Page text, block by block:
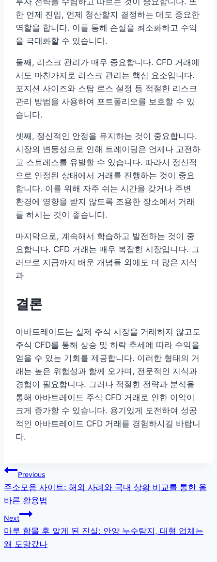
한 언제 진입, 언제 청산할지 결정하는 데도 중요한
역할을 합니다. 이를 통해 손실을 최소화하고 수익
을 극대화할 수 있습니다.
둘째, 리스크 관리가 매우 중요합니다. CFD 거래에
서도 마찬가지로 리스크 관리는 핵심 요소입니다.
포지션 사이즈와 스탑 로스 설정 등 적절한 리스크
관리 방법을 사용하여 포트폴리오를 보호할 수 있
습니다.
셋째, 정신적인 안정을 유지하는 것이 중요합니다.
시장의 변동성으로 인해 트레이딩은 언제나 고전하
고 스트레스를 유발할 수 있습니다. 따라서 정신적
으로 안정된 상태에서 거래를 진행하는 것이 중요
합니다. 이를 위해 자주 쉬는 시간을 갖거나 주변
환경에 영향을 받지 않도록 조용한 장소에서 거래
를 하시는 것이 좋습니다.
마지막으로, 계속해서 학습하고 발전하는 것이 중
요합니다. CFD 거래는 매우 복잡한 시장입니다. 그
러므로 지금까지 배운 개념들 외에도 더 많은 지식
과
결론
아바트레이드는 실제 주식 시장을 거래하지 않고도
주식 CFD를 통해 상승 및 하락 추세에 따라 수익을
얻을 수 있는 기회를 제공합니다. 이러한 형태의 거
래는 높은 위험성과 함께 오가며, 전문적인 지식과
경험이 필요합니다. 그러나 적절한 전략과 분석을
통해 아바트레이드 주식 CFD 거래로 인한 이익이
크게 증가할 수 있습니다. 용기있게 도전하여 성공
적인 아바트레이드 CFD 거래를 경험하시길 바랍니
다.
글
탐
색
Previous
주소모음 사이트: 해외 사례와 국내 상황 비교를 통한 올
바른 활용법
Next
마루 함몰 후 알게 된 진실: 안양 누수탐지, 대형 업체는
왜 도망갔나